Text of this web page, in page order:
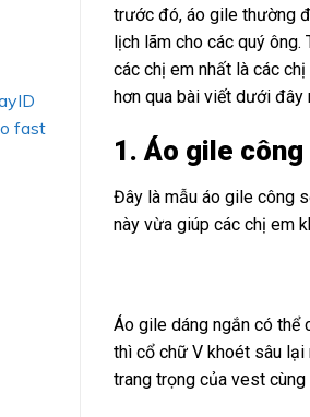
fast
trước đó, áo gile thường
lịch lãm cho các quý
các chị em nhất là các
hơn qua bài viết dưới đây
1. Áo gile
Đây là mẫu áo gile công
này vừa giúp các chị em
Áo gile dáng ngắn có thể
thì cổ chữ V khoét sâu
trang trọng của vest